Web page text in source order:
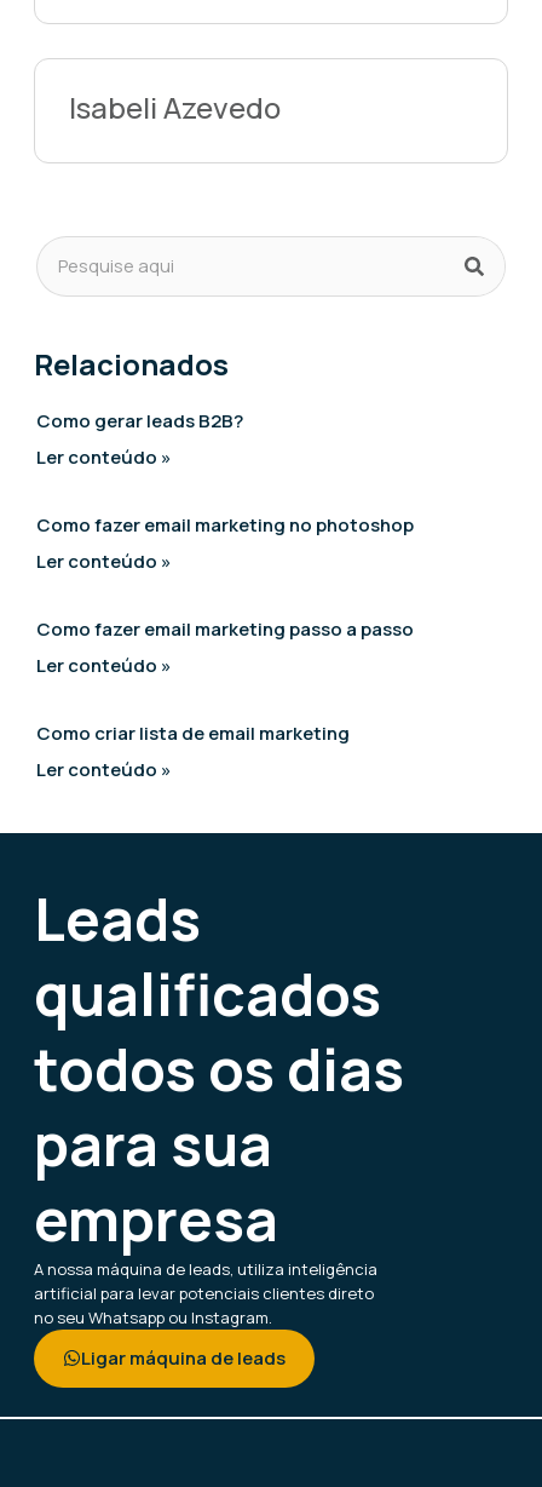
Isabeli Azevedo
Relacionados
Como gerar leads B2B?
Ler conteúdo »
Como fazer email marketing no photoshop
Ler conteúdo »
Como fazer email marketing passo a passo
Ler conteúdo »
Como criar lista de email marketing
Ler conteúdo »
Leads
qualificados
todos os dias
para sua
empresa
A nossa máquina de leads, utiliza inteligência
artificial para levar potenciais clientes direto
no seu Whatsapp ou Instagram.
Ligar máquina de leads